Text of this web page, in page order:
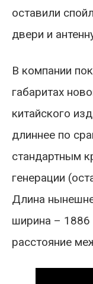
оставили
двери и
В компании
габаритах
китайского
длиннее по
стандартным
генерации
Длина
ширина –
расстояние